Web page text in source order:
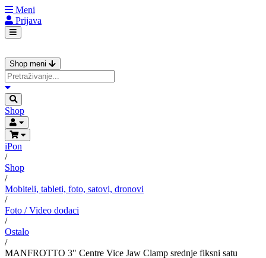
Meni
Prijava
Shop meni
Shop
iPon
/
Shop
/
Mobiteli, tableti, foto, satovi, dronovi
/
Foto / Video dodaci
/
Ostalo
/
MANFROTTO 3" Centre Vice Jaw Clamp srednje fiksni satu